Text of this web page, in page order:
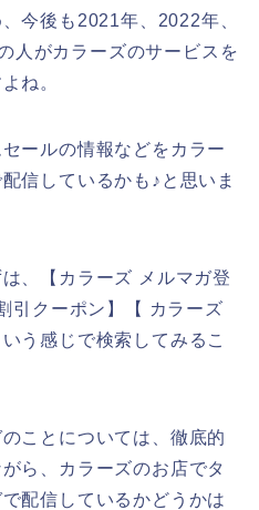
今後も2021年、2022年、
人がカラーズのサービスを
ね。
ールの情報などをカラー
信しているかも♪と思いま
、【カラーズ メルマガ登
引クーポン】【 カラーズ
う感じで検索してみるこ
ことについては、徹底的
ら、カラーズのお店でタ
配信しているかどうかは